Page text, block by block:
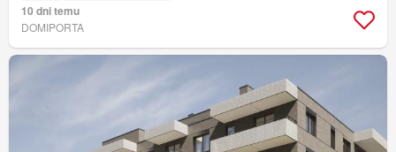
10 dni temu
DOMIPORTA